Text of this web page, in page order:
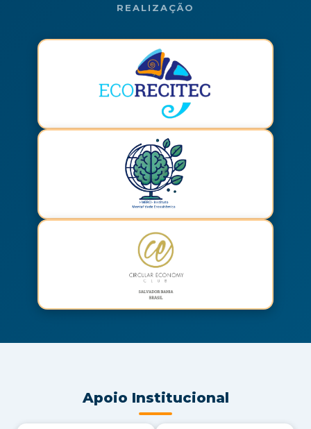
REALIZAÇÃO
Apoio Institucional